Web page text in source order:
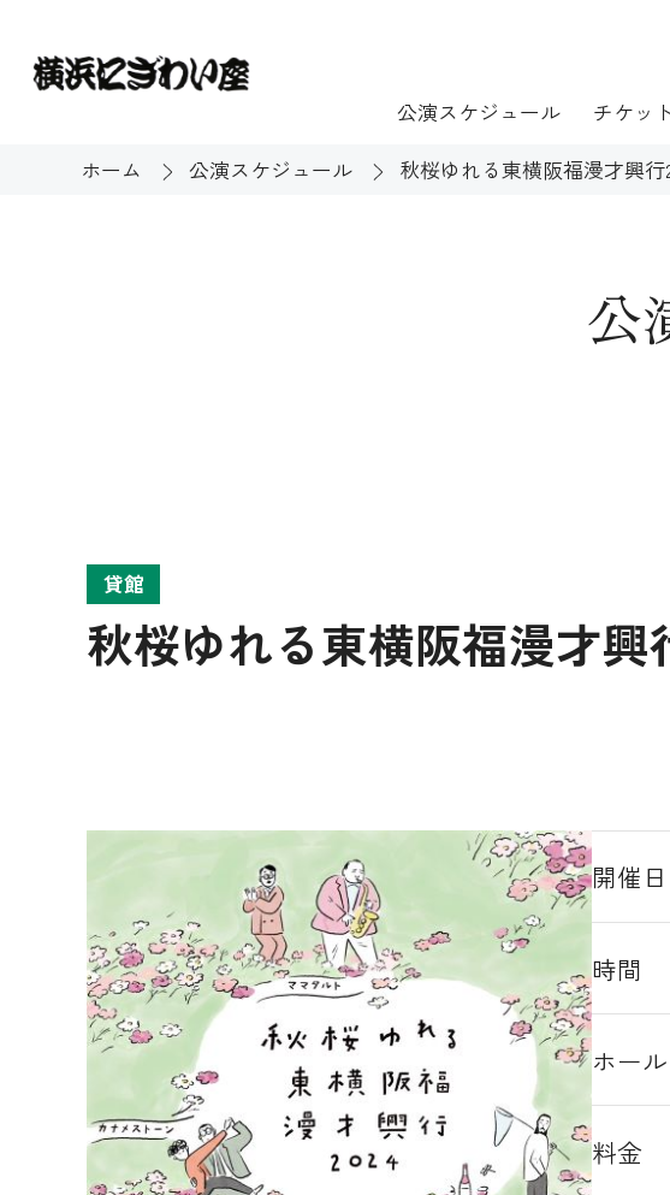
公演スケジュール チケッ
開館時間・休館日・アクセス
ホーム 公演スケジュール 秋桜ゆれる東横阪福漫才興行
公
貸館
秋桜ゆれる東横阪福漫才興
開催日
時間
ホール
料金